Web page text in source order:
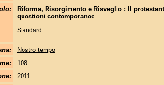
Riforma, Risorgimento e Risveglio : Il
questioni contemporanee
Standard:
Nostro tempo
108
2011